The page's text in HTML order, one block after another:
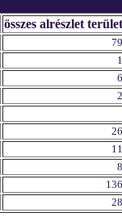
összes alrészlet